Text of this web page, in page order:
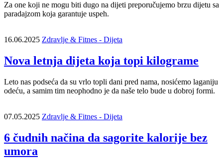
Za one koji ne mogu biti dugo na dijeti preporučujemo brzu dijetu sa
paradajzom koja garantuje uspeh.
16.06.2025 Zdravlje & Fitnes - Dijeta
Nova letnja dijeta koja topi kilograme
Leto nas podseća da su vrlo topli dani pred nama, nosićemo laganiju
odeću, a samim tim neophodno je da naše telo bude u dobroj formi.
07.05.2025 Zdravlje & Fitnes - Dijeta
6 čudnih načina da sagorite kalorije bez
umora